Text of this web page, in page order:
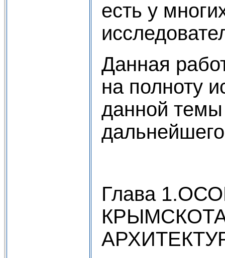
есть у
Данная
на полноту
данной темы
Глава